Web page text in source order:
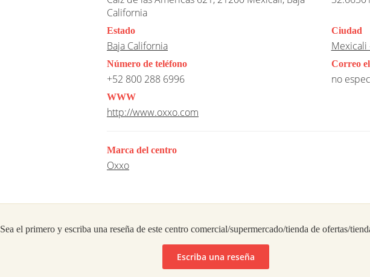
California
Estado
Baja California
Ciudad
Mexicali
Número de teléfono
+52 800 288 6996
Correo
no
WWW
http://www.oxxo.com
Marca del centro
Oxxo
Sea el primero y escriba una reseña de este centro comercial/supermercado/tienda de ofertas/
Escriba una reseña